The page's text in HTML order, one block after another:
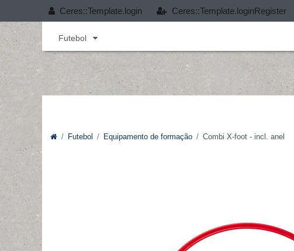
Ceres::Template.login Ceres::Template.loginRegister
Andebol Cobertura T-PRO Desporto infantil
Futebol
Futebol Equipamento de formação Combi X-foot - incl. anel